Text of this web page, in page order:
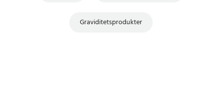
Graviditetsprodukter